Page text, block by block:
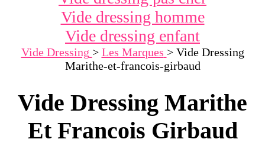
Vide dressing homme
Vide dressing enfant
Vide Dressing > Les Marques > Vide Dressing
Marithe-et-francois-girbaud
Vide Dressing Marithe
Et Francois Girbaud